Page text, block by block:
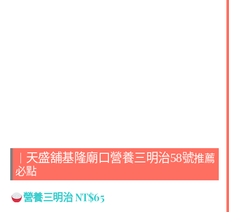
天盛舖基隆廟口營養三明治58號推薦
必點
營養三明治 NT$65